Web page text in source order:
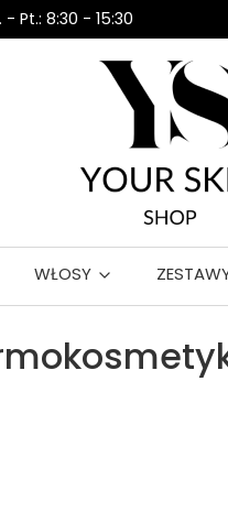
- Pt.: 8:30 - 15:30
WŁOSY